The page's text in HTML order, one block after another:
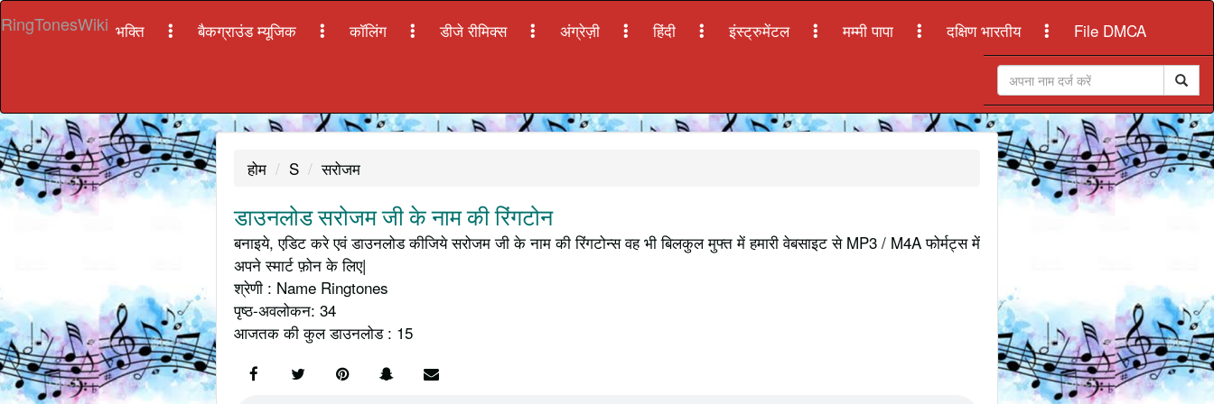
RingTonesWiki भक्ति बैकग्राउंड म्यूजिक कॉलिंग डीजे रीमिक्स अंग्रेज़ी हिंदी इंस्ट्रुमेंटल मम्मी पापा दक्षिण भारतीय File DMCA
होम S सरोजम
डाउनलोड सरोजम जी के नाम की रिंगटोन
बनाइये, एडिट करे एवं डाउनलोड कीजिये सरोजम जी के नाम की रिंगटोन्स वह भी बिलकुल मुफ्त में हमारी वेबसाइट से MP3 / M4A फोर्मट्स में
अपने स्मार्ट फ़ोन के लिए|
श्रेणी : Name Ringtones
पृष्ठ-अवलोकन: 34
आजतक की कुल डाउनलोड : 15